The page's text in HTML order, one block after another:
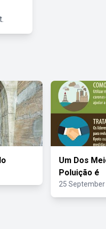
Um Dos
Poluição é
25